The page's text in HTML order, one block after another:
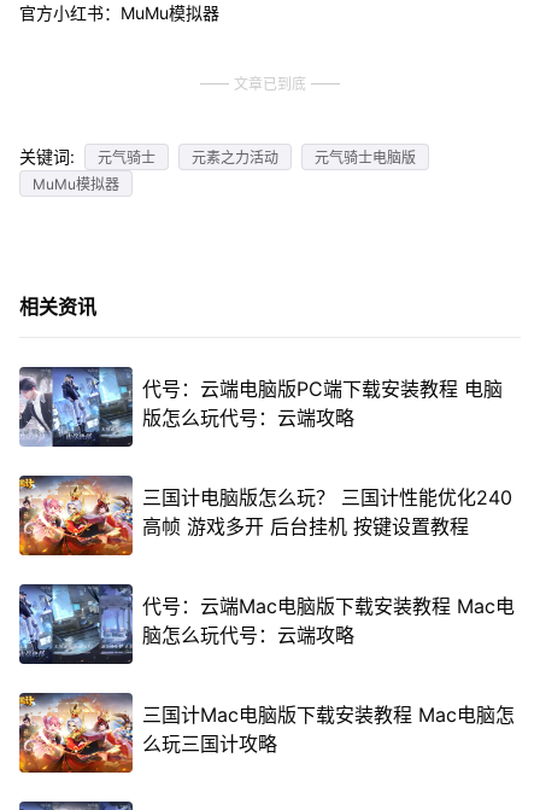
官方小红书：MuMu模拟器
文章已到底
关键词: 元气骑士 元素之力活动
元气骑士电脑版
MuMu模拟器
相关资讯
代号：云端电脑版PC端下载安装教程 电脑
版怎么玩代号：云端攻略
三国计电脑版怎么玩？ 三国计性能优化240
高帧 游戏多开 后台挂机 按键设置教程
代号：云端Mac电脑版下载安装教程 Mac电
脑怎么玩代号：云端攻略
三国计Mac电脑版下载安装教程 Mac电脑怎
么玩三国计攻略